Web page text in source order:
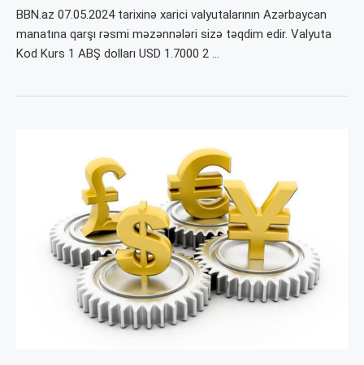
BBN.az 07.05.2024 tarixinə xarici valyutalarının Azərbaycan
manatına qarşı rəsmi məzənnələri sizə təqdim edir. Valyuta
Kod Kurs 1 ABŞ dolları USD 1.7000 2 …